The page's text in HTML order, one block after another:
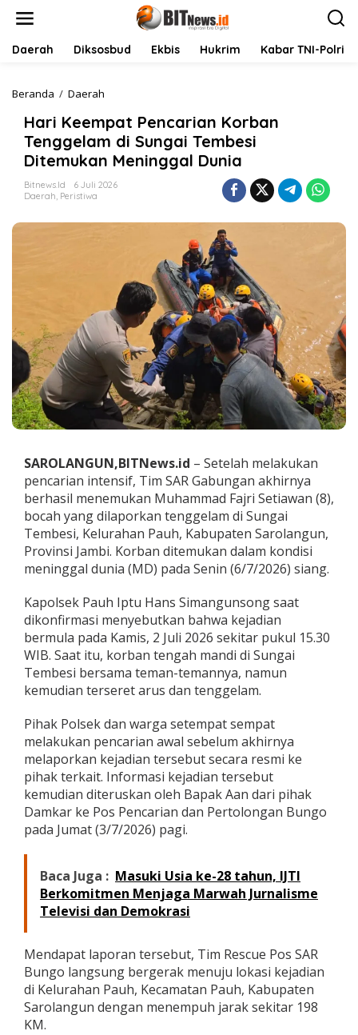
Daerah Diksosbud Ekbis Hukrim Kabar TNI-Polri
Beranda / Daerah
r
i
K
e
e
a
a
r
a
K
o
r
T
e
n
g
g
e
l
a
d
i
S
u
n
g
i
e
m
b
e
s
i
D
i
m
u
k
a
e
n
i
g
Hari Keempat Pencarian Korban
Tenggelam di Sungai Tembesi
Ditemukan Meninggal Dunia
Bitnews.id
6 Juli 2026
Daerah, Peristiwa
SAROLANGUN,BITNews.id – Setelah melakukan
pencarian intensif, Tim SAR Gabungan akhirnya
berhasil menemukan Muhammad Fajri Setiawan (8),
bocah yang dilaporkan tenggelam di Sungai
Tembesi, Kelurahan Pauh, Kabupaten Sarolangun,
Provinsi Jambi. Korban ditemukan dalam kondisi
meninggal dunia (MD) pada Senin (6/7/2026) siang.
Kapolsek Pauh Iptu Hans Simangunsong saat
dikonfirmasi menyebutkan bahwa kejadian
bermula pada Kamis, 2 Juli 2026 sekitar pukul 15.30
WIB. Saat itu, korban tengah mandi di Sungai
Tembesi bersama teman-temannya, namun
kemudian terseret arus dan tenggelam.
Pihak Polsek dan warga setempat sempat
melakukan pencarian awal sebelum akhirnya
melaporkan kejadian tersebut secara resmi ke
pihak terkait. Informasi kejadian tersebut
kemudian diteruskan oleh Bapak Aan dari pihak
Damkar ke Pos Pencarian dan Pertolongan Bungo
pada Jumat (3/7/2026) pagi.
Baca Juga : Masuki Usia ke-28 tahun, IJTI
Berkomitmen Menjaga Marwah Jurnalisme
Televisi dan Demokrasi
Mendapat laporan tersebut, Tim Rescue Pos SAR
Bungo langsung bergerak menuju lokasi kejadian
di Kelurahan Pauh, Kecamatan Pauh, Kabupaten
Sarolangun dengan menempuh jarak sekitar 198
KM.